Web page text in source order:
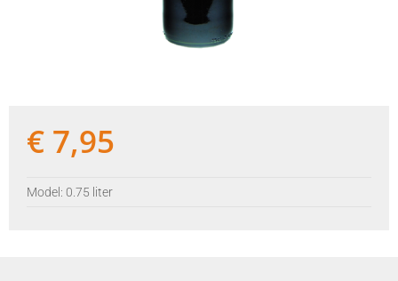
€ 7,95
Model: 0.75 liter